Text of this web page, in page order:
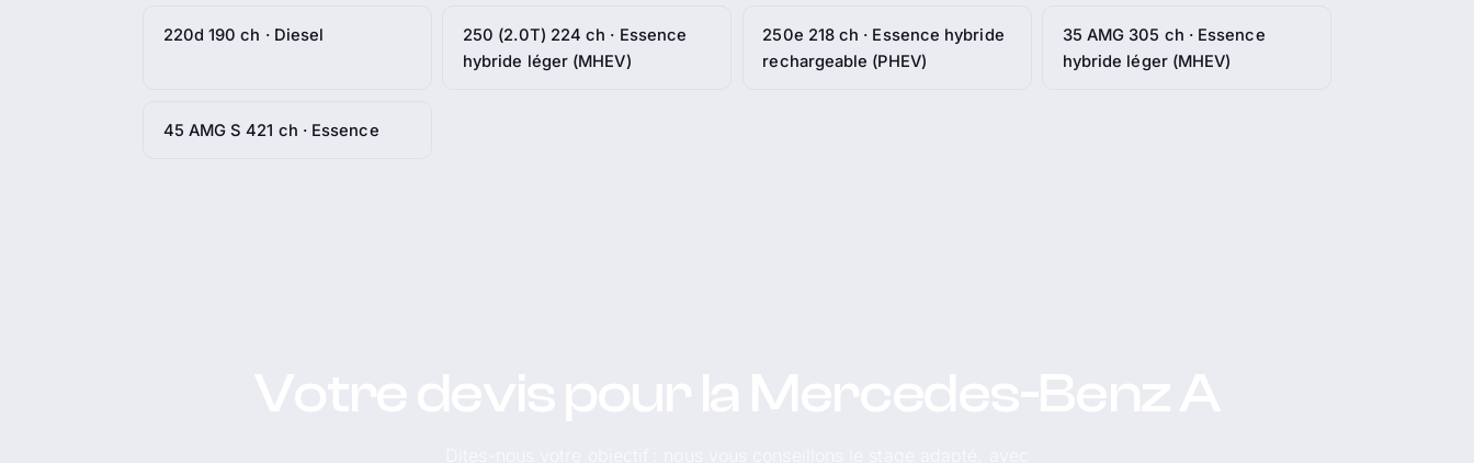
220d 190 ch · Diesel
250 (2.0T) 224 ch · Essence
hybride léger (MHEV)
250e 218 ch · Essence hybride
rechargeable (PHEV)
35 AMG 305 ch · Essence
hybride léger (MHEV)
45 AMG S 421 ch · Essence